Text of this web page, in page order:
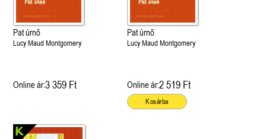
Pat úrnő
Lucy Maud Montgomery
Online ár:3 359 Ft
Pat úrnő
Lucy Maud Montgomery
Online ár:2 519 Ft
Kosárba